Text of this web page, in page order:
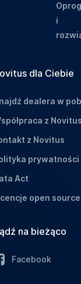
i
dla Ciebie
dealera w
z Novitus
z Novitus
prywatności
Act
open source
na bieżąco
Facebook